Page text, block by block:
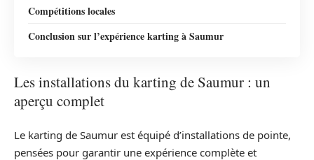
Compétitions locales
Conclusion sur l’expérience karting à Saumur
Les installations du karting de Saumur : un
aperçu complet
Le karting de Saumur est équipé d’installations de pointe,
pensées pour garantir une expérience complète et